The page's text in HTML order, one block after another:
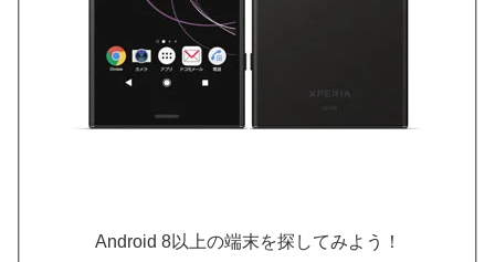
Android 8以上の端末を探してみよう！